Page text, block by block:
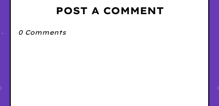
POST A COMMENT
0 Comments